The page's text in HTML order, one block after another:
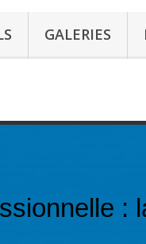
GALERIES
: